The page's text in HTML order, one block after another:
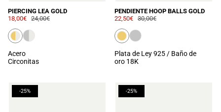
PIERCING LEA GOLD
18,00€ 24,00€
Acero
Circonitas
PENDIENTE HOOP BALLS GOLD
22,50€ 30,00€
Plata de Ley 925 / Baño de
oro 18K
-25% -25%